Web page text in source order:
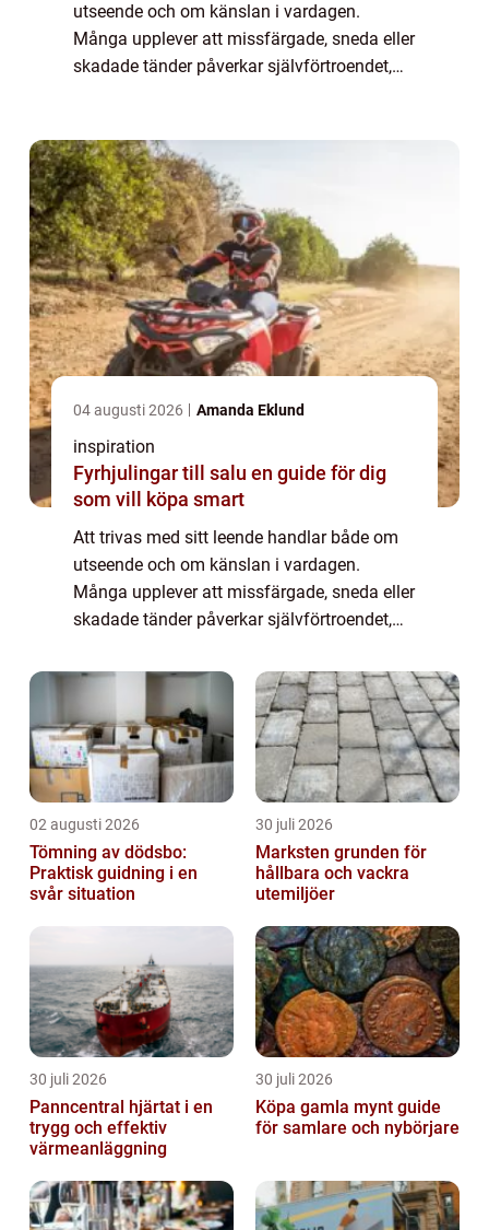
utseende och om känslan i vardagen.
Många upplever att missfärgade, sneda eller
skadade tänder påverkar självförtroendet,
sko...
04 augusti 2026 Amanda Eklund
inspiration
Fyrhjulingar till salu en guide för dig
som vill köpa smart
Att trivas med sitt leende handlar både om
utseende och om känslan i vardagen.
Många upplever att missfärgade, sneda eller
skadade tänder påverkar självförtroendet,
modern estetisk tandvård går det att göra
02 augusti 2026
Tömning av dödsbo:
Praktisk guidning i en
svår situation
30 juli 2026
Marksten grunden för
hållbara och vackra
utemiljöer
30 juli 2026
Panncentral hjärtat i en
trygg och effektiv
värmeanläggning
30 juli 2026
Köpa gamla mynt guide
för samlare och nybörjare